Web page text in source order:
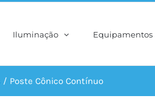
Iluminação Equipamentos
Poste Cônico Contínuo